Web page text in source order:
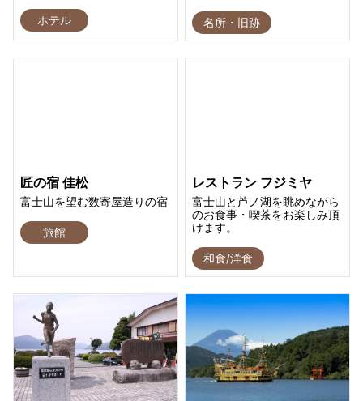
ホテル 名所・旧跡
匠の宿 佳松
富士山を望む数寄屋造りの宿
旅館
レストラン フジミヤ
富士山と芦ノ湖を眺めながら
のお食事・喫茶をお楽しみ頂
けます。
和食/洋食